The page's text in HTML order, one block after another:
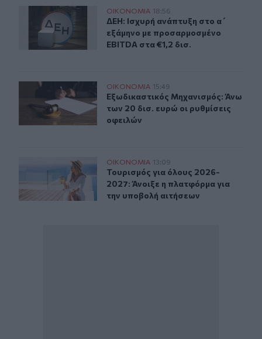
ΔΕΗ: Ισχυρή ανάπτυξη στο α΄ εξάμηνο με
ΟΙΚΟΝΟΜΙΑ 18:56
ΔΕΗ: Ισχυρή ανάπτυξη στο α΄
ΔΕΗ: Ισχυρή ανάπτυξη στο α΄
εξάμηνο με προσαρμοσμένο
EBITDA στα €1,2 δισ.
Εξωδικαστικός Μηχανισμός: Άνω των 20 δισ. ευρώ οι
ΟΙΚΟΝΟΜΙΑ 15:49
Εξωδικαστικός Μηχανισμός: Άνω
Εξωδικαστικός Μηχανισμός: Άνω
των 20 δισ. ευρώ οι ρυθμίσεις
οφειλών
Τουρισμός για όλους 2026-2027: Άνοιξε η πλατφόρμα
ΟΙΚΟΝΟΜΙΑ 13:09
Τουρισμός για όλους 2026-2027:
Τουρισμός για όλους 2026-
2027: Άνοιξε η πλατφόρμα για
την υποβολή αιτήσεων